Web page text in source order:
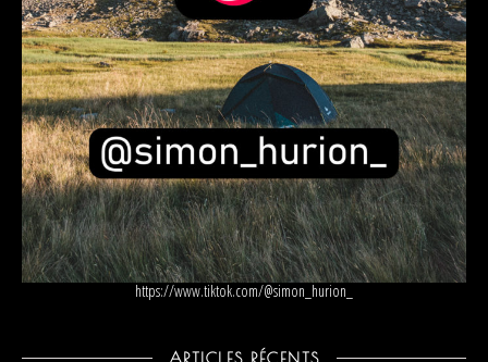
https://www.tiktok.com/@simon_hurion_
ARTICLES RÉCENTS